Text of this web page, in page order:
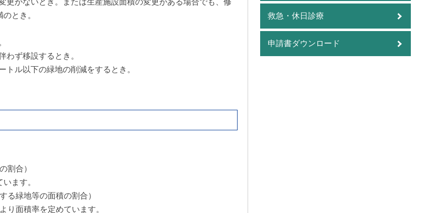
更がないとき。または生産施設面積の変更がある場合でも、修
とき。
わず移設するとき。
トル以下の緑地の削減をするとき。
割合）
ます。
る緑地等の面積の割合）
り面積率を定めています。
救急・休日診療
申請書ダウンロード